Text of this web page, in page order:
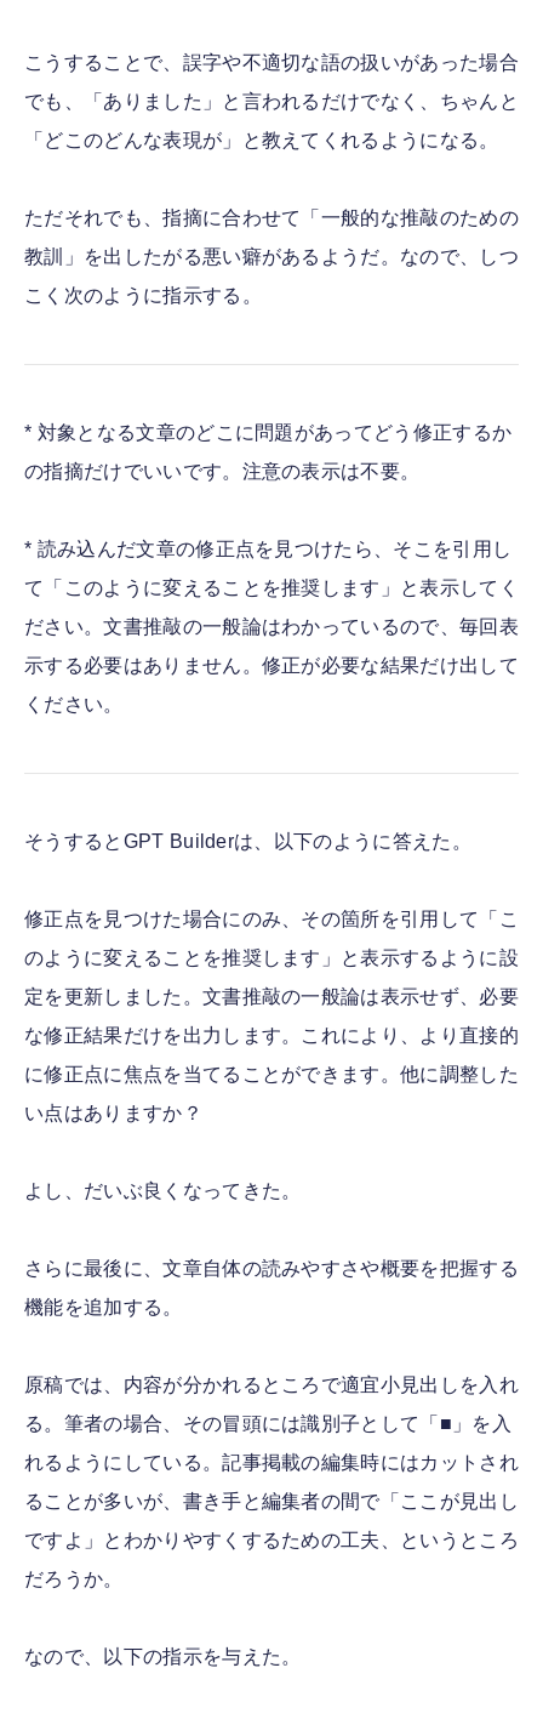
こうすることで、誤字や不適切な語の扱いがあった場合
でも、「ありました」と言われるだけでなく、ちゃんと
「どこのどんな表現が」と教えてくれるようになる。
ただそれでも、指摘に合わせて「一般的な推敲のための
教訓」を出したがる悪い癖があるようだ。なので、しつ
こく次のように指示する。
* 対象となる文章のどこに問題があってどう修正するか
の指摘だけでいいです。注意の表示は不要。
* 読み込んだ文章の修正点を見つけたら、そこを引用し
て「このように変えることを推奨します」と表示してく
ださい。文書推敲の一般論はわかっているので、毎回表
示する必要はありません。修正が必要な結果だけ出して
ください。
そうするとGPT Builderは、以下のように答えた。
修正点を見つけた場合にのみ、その箇所を引用して「こ
のように変えることを推奨します」と表示するように設
定を更新しました。文書推敲の一般論は表示せず、必要
な修正結果だけを出力します。これにより、より直接的
に修正点に焦点を当てることができます。他に調整した
い点はありますか？
よし、だいぶ良くなってきた。
さらに最後に、文章自体の読みやすさや概要を把握する
機能を追加する。
原稿では、内容が分かれるところで適宜小見出しを入れ
る。筆者の場合、その冒頭には識別子として「■」を入
れるようにしている。記事掲載の編集時にはカットされ
ることが多いが、書き手と編集者の間で「ここが見出し
ですよ」とわかりやすくするための工夫、というところ
だろうか。
なので、以下の指示を与えた。